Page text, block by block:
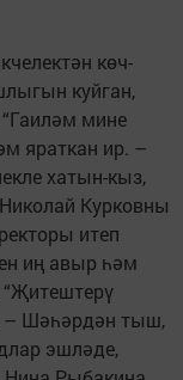
көч-
куйган,
мине
яраткан ир. –
хатын-кыз,
Курковны
итеп
иң авыр һәм
“Җитештерү
– Шәһәрдән тыш,
эшләде,